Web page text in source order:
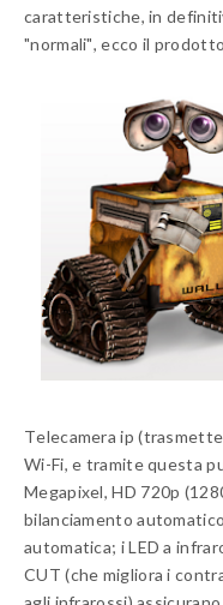
caratteristiche, in
"normali", ecco il
Telecamera ip
Wi-Fi, e tramite questa
Megapixel, HD 720p
bilanciamento
automatica; i LED a
CUT (che migliora i